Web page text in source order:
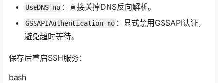
UseDNS no ：直接关掉DNS反向解析。
GSSAPIAuthentication no ：显式禁用GSSAPI认证，
避免超时等待。
保存后重启SSH服务：
bash